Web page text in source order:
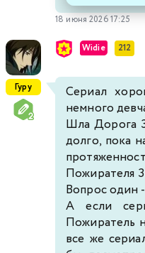
18 июня 2026 17:25
Гуру
Widie 212
Сериал
немного
Шла Дорога
долго, пока
Пожирателя
Вопрос один
А если
Пожиратель
все же